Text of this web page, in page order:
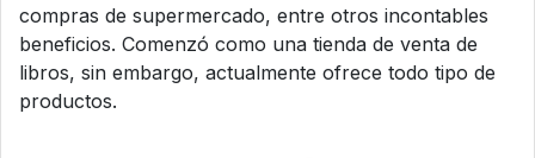
compras de supermercado, entre otros incontables
beneficios. Comenzó como una tienda de venta de
libros, sin embargo, actualmente ofrece todo tipo de
productos.